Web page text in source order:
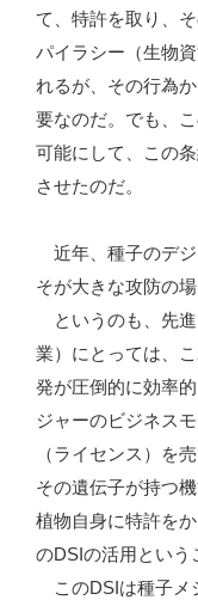
て、特許を取り、
パイラシー（生物
れるが、その行為
要なのだ。でも、
可能にして、この
させたのだ。
近年、種子のデジ
そが大きな攻防の場
というのも、先進
業）にとっては、
発が圧倒的に効率
ジャーのビジネス
（ライセンス）を
その遺伝子が持つ
植物自身に特許を
のDSIの活用という
このDSIは種子メ